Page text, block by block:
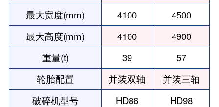
最大宽度(mm)
4100
4500
最大高度(mm)
4100
4900
重量(t)
39
57
轮胎配置
并装双轴
并装三轴
破碎机型号
HD86
HD98